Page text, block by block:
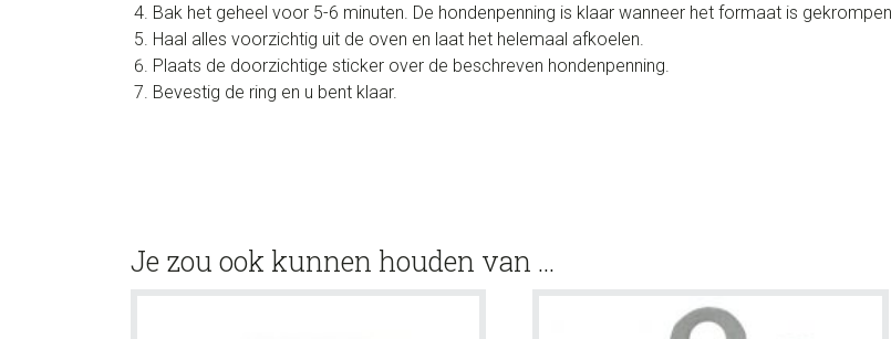
Bak het geheel voor 5-6 minuten. De hondenpenning is klaar wanneer het formaat is
Haal alles voorzichtig uit de oven en laat het helemaal afkoelen.
Plaats de doorzichtige sticker over de beschreven hondenpenning.
Bevestig de ring en u bent klaar.
Je zou ook kunnen houden van …